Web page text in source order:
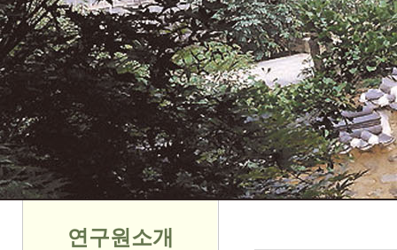
연구원소개